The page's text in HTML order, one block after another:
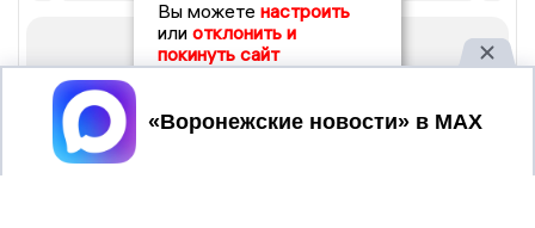
Вы можете настроить
или отклонить и
покинуть сайт
Принять